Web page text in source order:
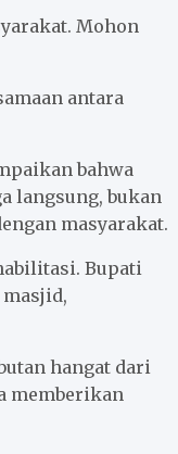
Mohon
antara
bahwa
langsung, bukan
masyarakat.
Bupati
hangat dari
memberikan